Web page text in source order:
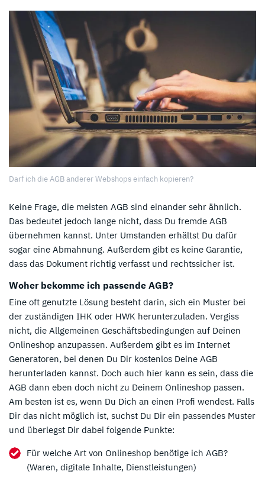
Darf ich die AGB anderer Webshops einfach kopieren?
Keine Frage, die meisten AGB sind einander sehr ähnlich.
Das bedeutet jedoch lange nicht, dass Du fremde AGB
übernehmen kannst. Unter Umstanden erhältst Du dafür
sogar eine Abmahnung. Außerdem gibt es keine Garantie,
dass das Dokument richtig verfasst und rechtssicher ist.
Woher bekomme ich passende AGB?
Eine oft genutzte Lösung besteht darin, sich ein Muster bei
der zuständigen IHK oder HWK herunterzuladen. Vergiss
nicht, die Allgemeinen Geschäftsbedingungen auf Deinen
Onlineshop anzupassen. Außerdem gibt es im Internet
Generatoren, bei denen Du Dir kostenlos Deine AGB
herunterladen kannst. Doch auch hier kann es sein, dass die
AGB dann eben doch nicht zu Deinem Onlineshop passen.
Am besten ist es, wenn Du Dich an einen Profi wendest. Falls
Dir das nicht möglich ist, suchst Du Dir ein passendes Muster
und überlegst Dir dabei folgende Punkte:
Für welche Art von Onlineshop benötige ich AGB?
(Waren, digitale Inhalte, Dienstleistungen)